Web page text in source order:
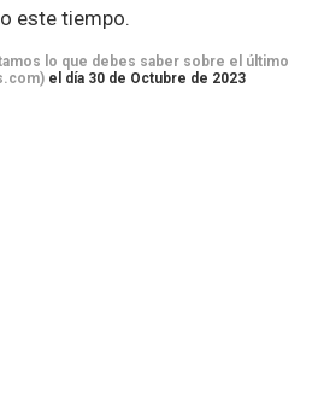
este tiempo.
lo que debes saber sobre el último
el día 30 de Octubre de 2023